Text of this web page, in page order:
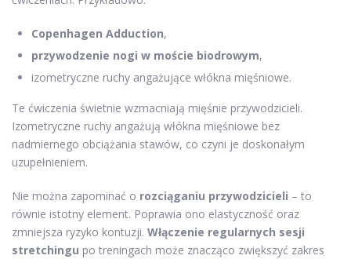
Copenhagen Adduction,
przywodzenie nogi w moście biodrowym,
izometryczne ruchy angażujące włókna mięśniowe.
Te ćwiczenia świetnie wzmacniają mięśnie przywodzicieli.
Izometryczne ruchy angażują włókna mięśniowe bez
nadmiernego obciążania stawów, co czyni je doskonałym
uzupełnieniem.
Nie można zapominać o rozciąganiu przywodzicieli – to
równie istotny element. Poprawia ono elastyczność oraz
zmniejsza ryzyko kontuzji. Włączenie regularnych sesji
stretchingu po treningach może znacząco zwiększyć zakres